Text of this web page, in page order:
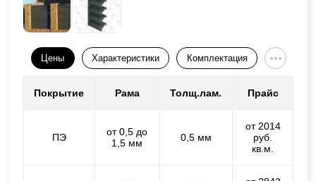
Цены Характеристики Комплектация
Покрытие Рама Толщ.лам. Прайс
ПЭ
от 0,5 до
1,5 мм
0,5 мм
от 2014
руб.
кв.м.